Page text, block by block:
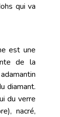
qui va
est une
de la
diamant.
du verre
nacré,